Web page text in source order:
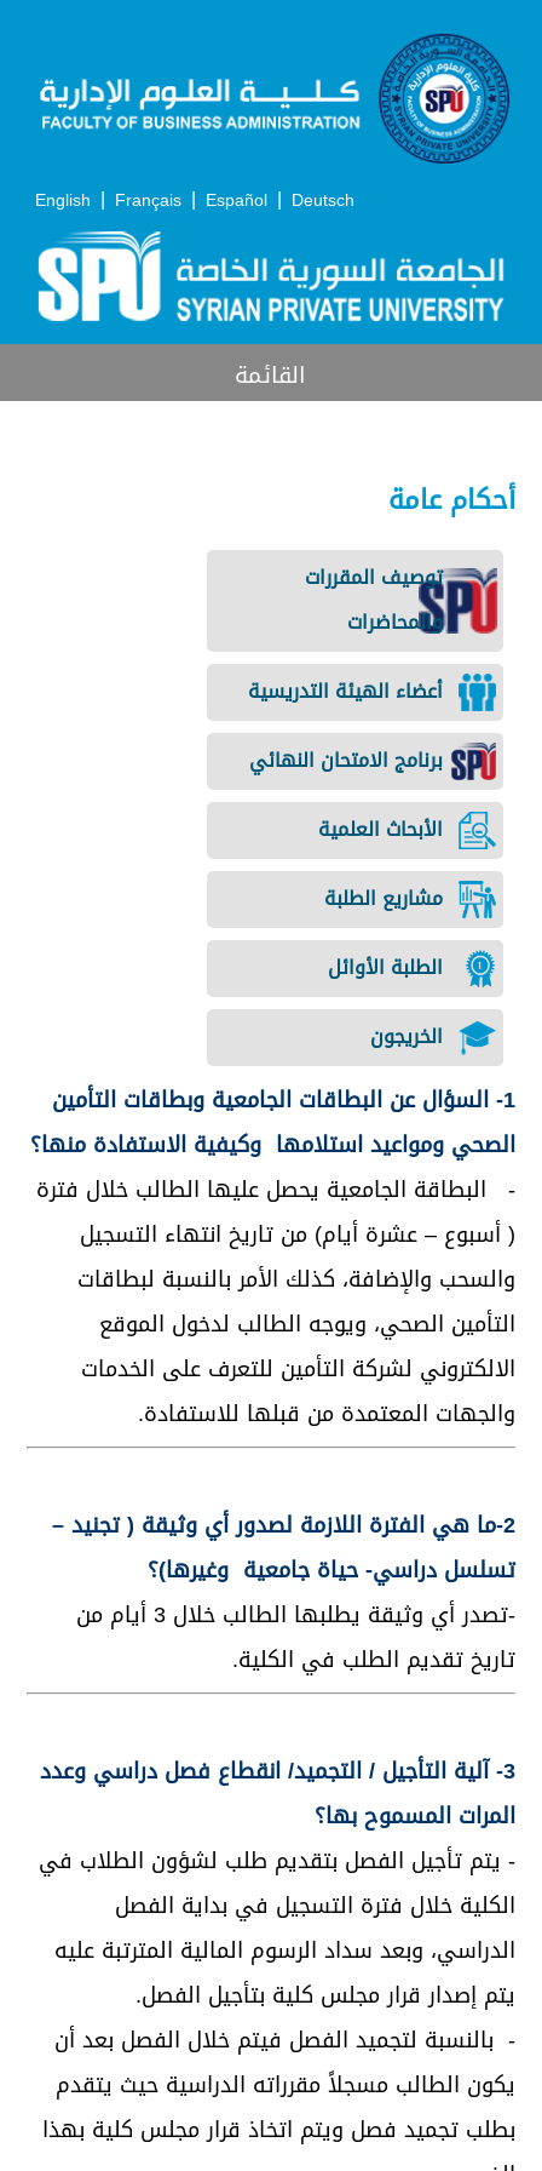
English | Français | Español | Deutsch
القائمة
أحكام عامة
توصيف المقررات
والمحاضرات
أعضاء الهيئة التدريسية
برنامج الامتحان النهائي
الأبحاث العلمية
مشاريع الطلبة
الطلبة الأوائل
الخريجون
1- السؤال عن البطاقات الجامعية وبطاقات التأمين
الصحي ومواعيد استلامها وكيفية الاستفادة منها؟
- البطاقة الجامعية يحصل عليها الطالب خلال فترة
( أسبوع – عشرة أيام) من تاريخ انتهاء التسجيل
والسحب والإضافة، كذلك الأمر بالنسبة لبطاقات
التأمين الصحي، ويوجه الطالب لدخول الموقع
الالكتروني لشركة التأمين للتعرف على الخدمات
والجهات المعتمدة من قبلها للاستفادة.
2-ما هي الفترة اللازمة لصدور أي وثيقة ( تجنيد –
تسلسل دراسي- حياة جامعية وغيرها)؟
-تصدر أي وثيقة يطلبها الطالب خلال 3 أيام من
تاريخ تقديم الطلب في الكلية.
3- آلية التأجيل / التجميد/ انقطاع فصل دراسي وعدد
المرات المسموح بها؟
- يتم تأجيل الفصل بتقديم طلب لشؤون الطلاب في
الكلية خلال فترة التسجيل في بداية الفصل
الدراسي، وبعد سداد الرسوم المالية المترتبة عليه
يتم إصدار قرار مجلس كلية بتأجيل الفصل.
- بالنسبة لتجميد الفصل فيتم خلال الفصل بعد أن
يكون الطالب مسجلاً مقرراته الدراسية حيث يتقدم
بطلب تجميد فصل ويتم اتخاذ قرار مجلس كلية بهذا